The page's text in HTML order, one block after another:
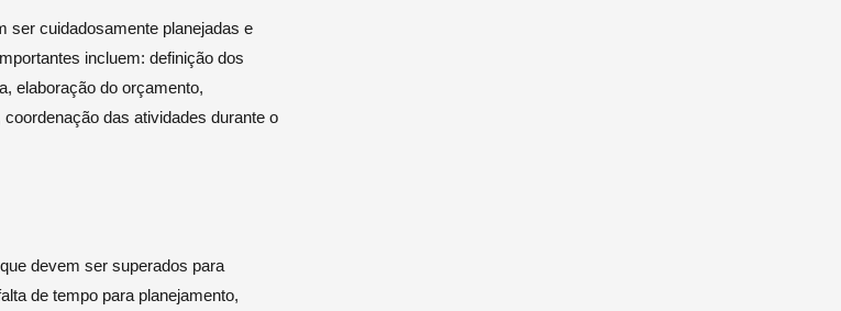
ser cuidadosamente planejadas e
incluem: definição dos
elaboração do orçamento,
das atividades durante o
devem ser superados para
de tempo para planejamento,